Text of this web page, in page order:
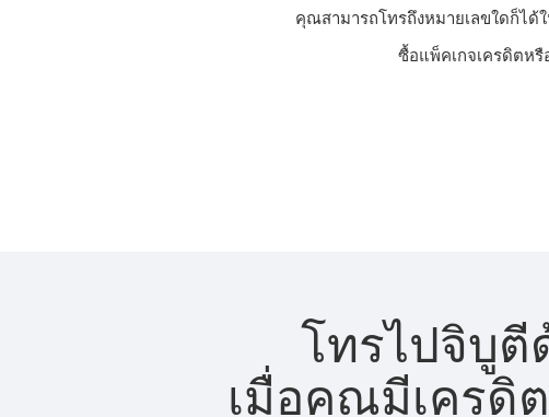
คุณสามารถโทรถึงหมายเลขใดก็ได้
ซื้อแพ็คเกจเครดิตห
โทรไปจิบูตี
เมื่อคุณมีเครดิ